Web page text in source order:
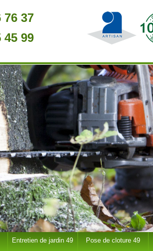
76 37
45 99
Entretien de jardin 49 Pose de cloture 49